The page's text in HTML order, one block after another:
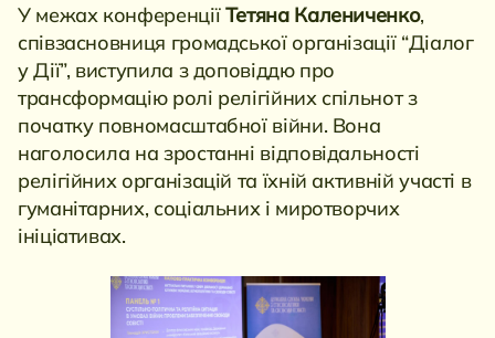
У межах конференціїТетяна Калениченко,
співзасновниця громадської організації “Діалог
у Дії”, виступила з доповіддю про
трансформацію ролі релігійних спільнот з
початку повномасштабної війни. Вона
наголосила на зростанні відповідальності
релігійних організацій та їхній активній участі в
гуманітарних, соціальних і миротворчих
ініціативах.